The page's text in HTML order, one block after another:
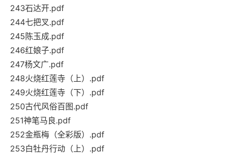
243石达开.pdf
244七把叉.pdf
245陈玉成.pdf
246红娘子.pdf
247杨文广.pdf
248火烧红莲寺（上）.pdf
249火烧红莲寺（下）.pdf
250古代风俗百图.pdf
251神笔马良.pdf
252金瓶梅（全彩版）.pdf
253白牡丹行动（上）.pdf